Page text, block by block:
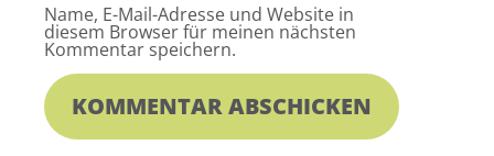
Name, E-Mail-Adresse und Website in
diesem Browser für meinen nächsten
Kommentar speichern.